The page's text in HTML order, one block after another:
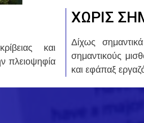
και
πλειοψηφία
ΧΩΡΙΣ
Δίχως
σημαντικούς
και εφάπαξ